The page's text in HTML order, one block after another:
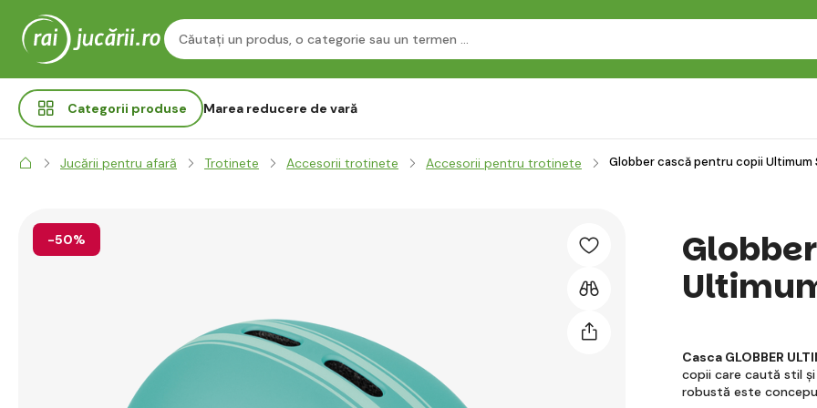
Categorii produse Marea reducere de vară
Jucării pentru afară Trotinete Accesorii trotinete Accesorii pentru trotinete Globber cască pentru copii Ultimum
-50%
Casca GLOBBER
copii care caută stil
robustă este